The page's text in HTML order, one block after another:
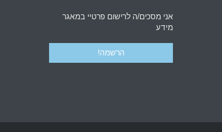
אני מסכים/ה לרישום פרטיי במאגר
מידע